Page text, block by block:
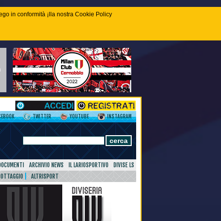
in conformità ¡lla nostra Cookie Policy
TWITTER YOUTUBE INSTAGRAM
ARCHIVIO NEWS IL LARIOSPORTIVO
DIVISE LS
ALTRISPORT